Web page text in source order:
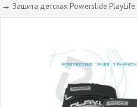
Защита детская Powerslide